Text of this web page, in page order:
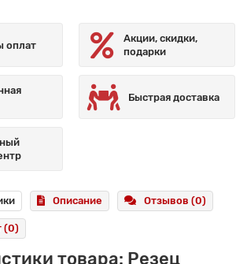
оплат
Акции, скидки,
подарки
Быстрая доставка
Описание Отзывов (0)
(0)
товара: Резец